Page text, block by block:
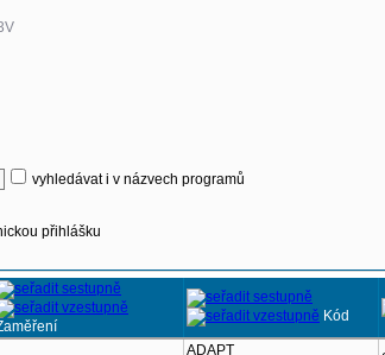
vyhledávat i v názvech programů
přihlášku
Kód
ADAPT